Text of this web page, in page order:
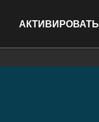
АКТИВИРОВАТЬ